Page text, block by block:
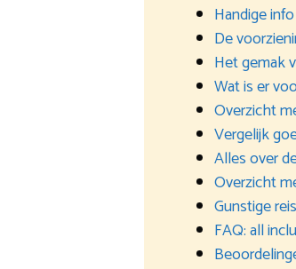
Handige
De
Het gemak
Wat is er
Overzicht
Vergelijk
Alles over
Overzicht
Gunstige
FAQ: all